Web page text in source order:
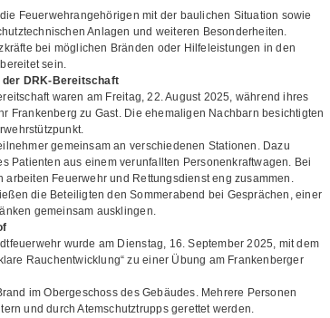
Feuerwehrangehörigen mit der baulichen Situation sowie
Anlagen und weiteren Besonderheiten.
bei möglichen Bränden oder Hilfeleistungen in den
sein.
DRK-Bereitschaft
waren am Freitag, 22. August 2025, während ihres
Frankenberg zu Gast. Die ehemaligen Nachbarn besichtigten
gemeinsam an verschiedenen Stationen. Dazu
Patienten aus einem verunfallten Personenkraftwagen. Bei
arbeiten Feuerwehr und Rettungsdienst eng zusammen.
die Beteiligten den Sommerabend bei Gesprächen, einer
gemeinsam ausklingen.
wurde am Dienstag, 16. September 2025, mit dem
Rauchentwicklung“ zu einer Übung am Frankenberger
im Obergeschoss des Gebäudes. Mehrere Personen
und durch Atemschutztrupps gerettet werden.